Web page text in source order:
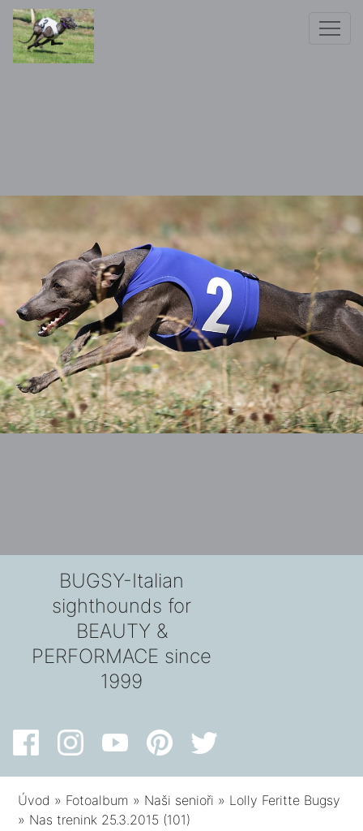
BUGSY-Italian
sighthounds for
BEAUTY &
PERFORMACE since
1999
Úvod » Fotoalbum » Naši senioři » Lolly Feritte Bugsy
» Nas trenink 25.3.2015 (101)